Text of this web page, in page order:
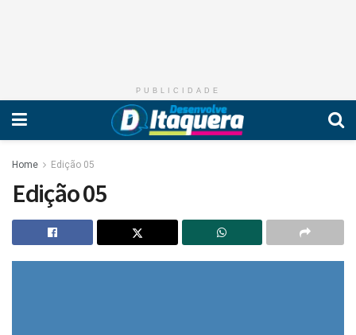
PUBLICIDADE
Home Edição 05
Edição 05